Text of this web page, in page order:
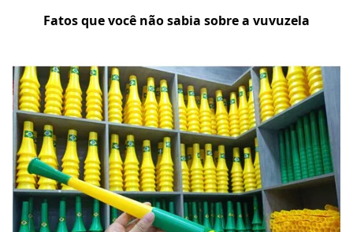
Fatos que você não sabia sobre a vuvuzela